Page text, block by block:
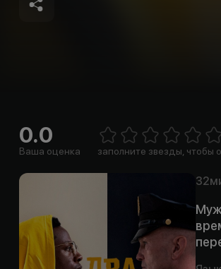
0.0
Ваша оценка 1 Star2 Stars3 Stars4 Stars5 Stars
6
заполните звезды, чтобы